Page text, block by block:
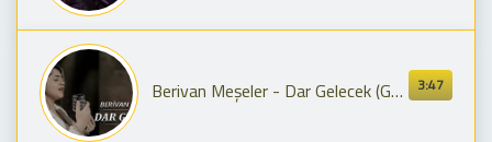
3:47
Berivan Meşeler - Dar Gelecek (Gel Diyorum Gelmiyorsun)